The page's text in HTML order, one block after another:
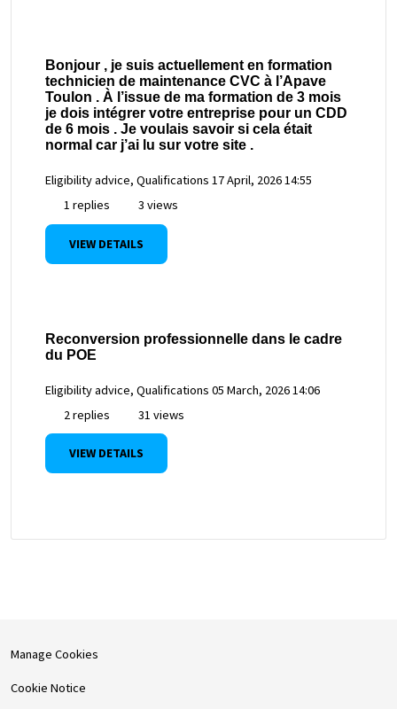
Bonjour , je suis actuellement en formation
technicien de maintenance CVC à l’Apave
Toulon . À l’issue de ma formation de 3 mois
je dois intégrer votre entreprise pour un CDD
de 6 mois . Je voulais savoir si cela était
normal car j’ai lu sur votre site .
Eligibility advice, Qualifications 17 April, 2026 14:55
1 replies
3 views
VIEW DETAILS
Reconversion professionnelle dans le cadre
du POE
Eligibility advice, Qualifications 05 March, 2026 14:06
2 replies
31 views
VIEW DETAILS
Manage Cookies
Cookie Notice